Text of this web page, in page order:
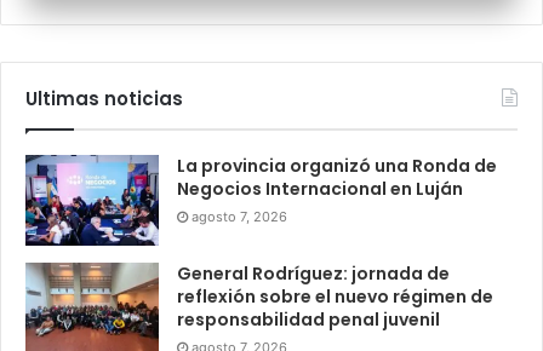
Ultimas noticias
La provincia organizó una Ronda de
Negocios Internacional en Luján
agosto 7, 2026
General Rodríguez: jornada de
reflexión sobre el nuevo régimen de
responsabilidad penal juvenil